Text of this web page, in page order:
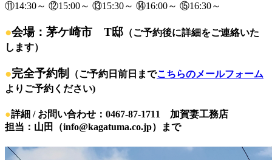
⑪14:30～ ⑫15:00～ ⑬15:30～ ⑭16:00～ ⑮16:30～
●会場：茅ケ崎市 T邸 （ご予約後に詳細をご連絡いた
します）
●完全予約制 （ご予約日前日までこちらのメールフォーム
よりご予約ください)
●詳細 / お問い合わせ：0467-87-1711 加賀妻工務店
担当：山田（info@kagatuma.co.jp）まで